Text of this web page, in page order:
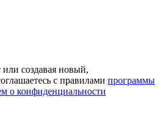
создавая новый,
с правилами программы
о конфиденциальности